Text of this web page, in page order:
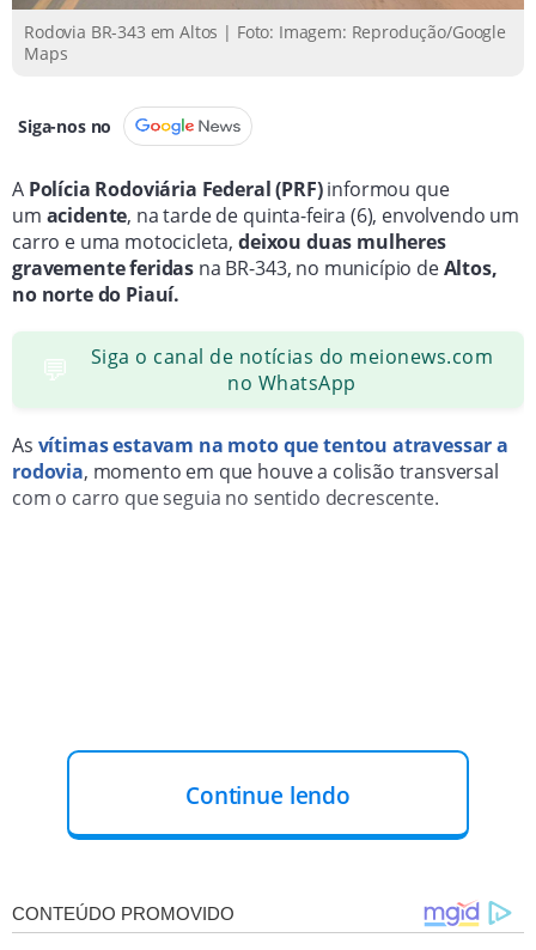
Rodovia BR-343 em Altos | Foto: Imagem: Reprodução/Google
Maps
Siga-nos no
A Polícia Rodoviária Federal (PRF)informou que
um acidente, na tarde de quinta-feira (6), envolvendo um
carro e uma motocicleta, deixou duas mulheres
gravemente feridas na BR-343, no município deAltos,
no norte do Piauí.
💬
Siga o canal de notícias do meionews.com
no WhatsApp
As vítimas estavam na moto que tentou atravessar a
rodovia, momento em que houve a colisão transversal
com o carro que seguia no sentido decrescente.
Atendimento Móvel de Urgência (SAMU)
e em seguida
encaminhadas ao hospital de Altos. Não foi informado o
Continue lendo